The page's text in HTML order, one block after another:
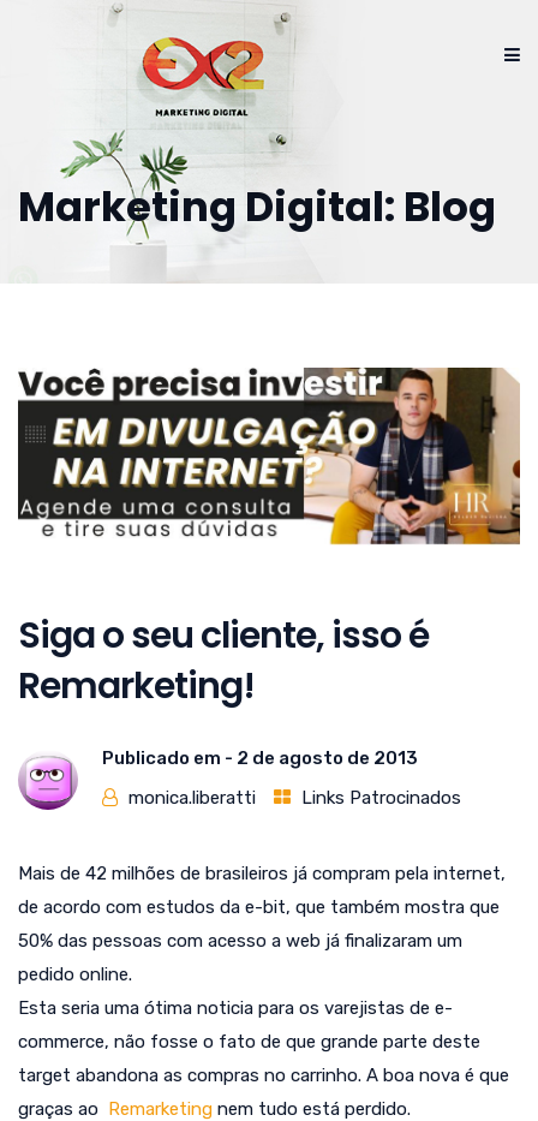
Marketing Digital: Blog
Siga o seu cliente, isso é
Remarketing!
Publicado em - 2 de agosto de 2013
monica.liberatti
Links Patrocinados
Mais de 42 milhões de brasileiros já compram pela internet,
de acordo com estudos da e-bit, que também mostra que
50% das pessoas com acesso a web já finalizaram um
pedido online.
Esta seria uma ótima noticia para os varejistas de e-
commerce, não fosse o fato de que grande parte deste
target abandona as compras no carrinho. A boa nova é que
graças ao Remarketing nem tudo está perdido.